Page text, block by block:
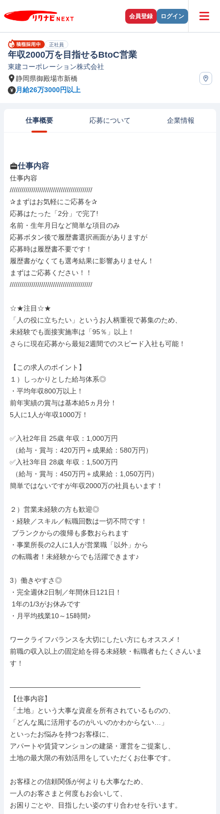
会員登録 ログイン
正社員
年収2000万を目指せるBtoC営業
東建コーポレーション株式会社
静岡県御殿場市新橋
月給26万3000円以上
仕事概要 応募について 企業情報
仕事内容
仕事内容
//////////////////////////////////////////
✰まずはお気軽にご応募を✰
応募はたった「2分」で完了!
名前・生年月日など簡単な項目のみ
応募ボタン後で履歴書選択画面がありますが
応募時は履歴書不要です！
履歴書がなくても選考結果に影響ありません！
まずはご応募ください！！
//////////////////////////////////////////
☆★注目☆★
「人の役に立ちたい」というお人柄重視で募集のため、
未経験でも面接実施率は「95％」以上！
さらに現在応募から最短2週間でのスピード入社も可能！
【この求人のポイント】
１）しっかりとした給与体系◎
・平均年収800万以上！
前年実績の賞与は基本給5ヵ月分！
5人に1人が年収1000万！
✅入社2年目 25歳 年収：1,000万円
✅入社3年目 28歳 年収：1,500万円
簡単ではないですが年収2000万の社員もいます！
２）営業未経験の方も歓迎◎
・経験／スキル／転職回数は一切不問です！
・事業所長の2人に1人が営業職「以外」から
3）働きやすさ◎
・完全週休2日制／年間休日121日！
・月平均残業10～15時間♪
ワークライフバランスを大切にしたい方にもオススメ！
前職の収入以上の固定給を得る未経験・転職者もたくさんいま
す！
———————————————————
【仕事内容】
「土地」という大事な資産を所有されているものの、
「どんな風に活用するのがいいのかわからない…」
といったお悩みを持つお客様に、
アパートや賃貸マンションの建築・運営をご提案し、
土地の最大限の有効活用をしていただくお仕事です。
お客様との信頼関係が何よりも大事なため、
一人のお客さまと何度もお会いして、
お困りごとや、目指したい姿のすり合わせを行います。